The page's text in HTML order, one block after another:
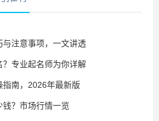
注意事项，一文讲透
专业起名师为你详解
南，2026年最新版
钱？市场行情一览